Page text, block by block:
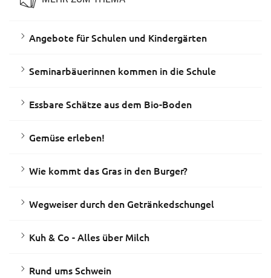
Angebote für Schulen und Kindergärten
Seminarbäuerinnen kommen in die Schule
Essbare Schätze aus dem Bio-Boden
Gemüse erleben!
Wie kommt das Gras in den Burger?
Wegweiser durch den Getränkedschungel
Kuh & Co - Alles über Milch
Rund ums Schwein